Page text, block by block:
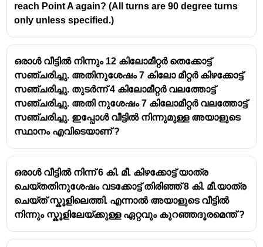
reach Point A again? (All turns are 90 degree turns
only unless specified.)
ഒരാൾ വീട്ടിൽ നിന്നും 12 കിലോമീറ്റർ തെക്കോട്ട്
സഞ്ചരിച്ചു. അതിനുശേഷം 7 കിലോ മീറ്റർ കിഴക്കോട്ട്
സഞ്ചരിച്ചു. തുടർന്ന് 4 കിലോമീറ്റർ വലത്തോട്ട്
സഞ്ചരിച്ചു. അതി നുശേഷം 7 കിലോമീറ്റർ വലത്തോട്ട്
സഞ്ചരിച്ചു. ഇപ്പോൾ വീട്ടിൽ നിന്നുമുള്ള അയാളുടെ
സ്ഥാനം എവിടെയാണ് ?
ഒരാൾ വീട്ടിൽ നിന്ന് 6 കി. മീ. കിഴക്കോട്ട് യാത്ര
ചെയ്തതിനുശേഷം വടക്കോട്ട് തിരിഞ്ഞ് 8 കി. മീ.യാത്ര
ചെയ്ത് സ്കൂളിലെത്തി. എന്നാൽ അയാളുടെ വീട്ടിൽ
നിന്നും സ്കൂളിലേയ്ക്കുള്ള ഏറ്റവും കുറഞ്ഞദൂരമെന്ത് ?